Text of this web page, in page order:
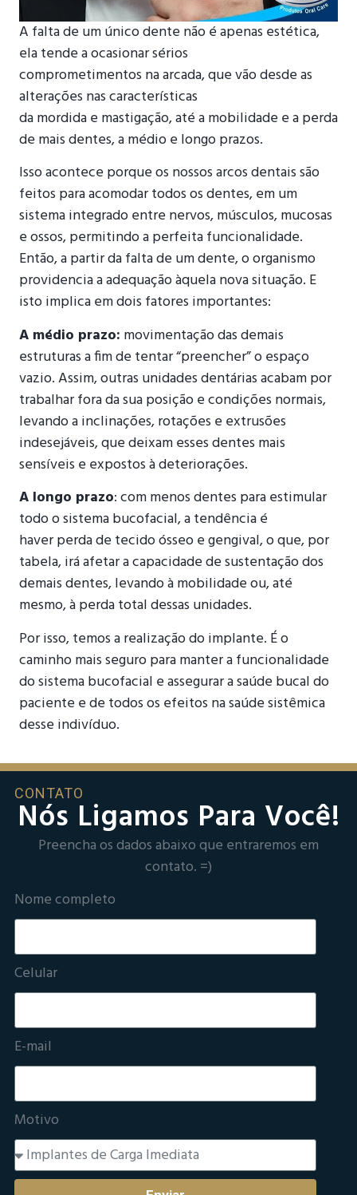
A falta de um único dente não é apenas estética,
ela tende a ocasionar sérios
comprometimentos na arcada, que vão desde as
alterações nas características
da mordida e mastigação, até a mobilidade e a perda
de mais dentes, a médio e longo prazos.
Isso acontece porque os nossos arcos dentais são
feitos para acomodar todos os dentes, em um
sistema integrado entre nervos, músculos, mucosas
e ossos, permitindo a perfeita funcionalidade.
Então, a partir da falta de um dente, o organismo
providencia a adequação àquela nova situação. E
isto implica em dois fatores importantes:
A médio prazo: movimentação das demais
estruturas a fim de tentar “preencher” o espaço
vazio. Assim, outras unidades dentárias acabam por
trabalhar fora da sua posição e condições normais,
levando a inclinações, rotações e extrusões
indesejáveis, que deixam esses dentes mais
sensíveis e expostos à deteriorações.
A longo prazo: com menos dentes para estimular
todo o sistema bucofacial, a tendência é
haver perda de tecido ósseo e gengival, o que, por
tabela, irá afetar a capacidade de sustentação dos
demais dentes, levando à mobilidade ou, até
mesmo, à perda total dessas unidades.
Por isso, temos a realização do implante. É o
caminho mais seguro para manter a funcionalidade
do sistema bucofacial e assegurar a saúde bucal do
paciente e de todos os efeitos na saúde sistêmica
desse indivíduo.
CONTATO
Nós Ligamos Para Você!
Preencha os dados abaixo que entraremos em
contato. =)
Nome completo
Celular
E-mail
Motivo